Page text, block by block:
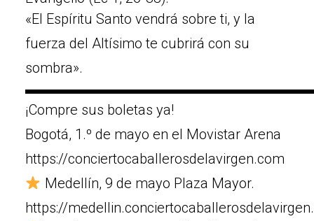
«El Espíritu Santo vendrá sobre ti, y la
fuerza del Altísimo te cubrirá con su
sombra».
¡Compre sus boletas ya!
Bogotá, 1.º de mayo en el Movistar Arena
https://conciertocaballerosdelavirgen.com
Medellín, 9 de mayo Plaza Mayor.
https://